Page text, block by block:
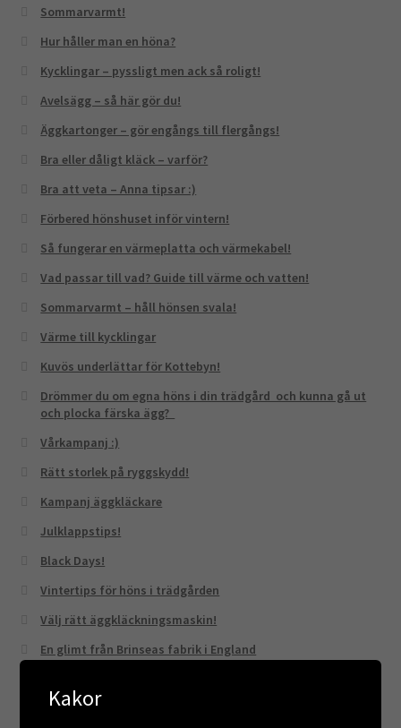
Sommarvarmt!
Hur håller man en höna?
Kycklingar – pyssligt men ack så roligt!
Avelsägg – så här gör du!
Äggkartonger – gör engångs till flergångs!
Bra eller dåligt kläck – varför?
Bra att veta – Anna tipsar :)
Förbered hönshuset inför vintern!
Så fungerar en värmeplatta och värmekabel!
Vad passar till vad? Guide till värme och vatten!
Sommarvarmt – håll hönsen svala!
Värme till kycklingar
Kuvös underlättar för Kottebyn!
Drömmer du om egna höns i din trädgård och kunna gå ut
och plocka färska ägg?
Vårkampanj :)
Rätt storlek på ryggskydd!
Kampanj äggkläckare
Julklappstips!
Black Days!
Vintertips för höns i trädgården
Välj rätt äggkläckningsmaskin!
En glimt från Brinseas fabrik i England
Investera i en automatisk hönslucka
Kakor